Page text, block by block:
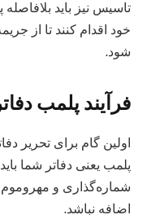
تاسیس نیز باید
خود اقدام کنند تا از
شود.
فرآیند پلمب
اولین گام برای تحریر
پلمب یعنی دفاتر شما
شماره‌گذاری و
اضافه نباشد.